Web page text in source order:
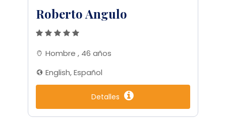
Roberto Angulo
Hombre , 46 años
English, Español
Detalles